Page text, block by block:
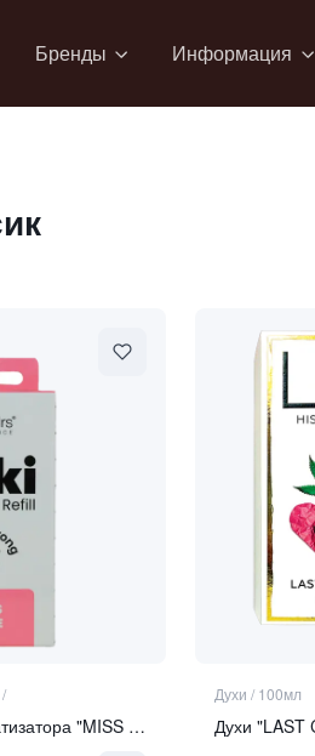
Бренды Информация
/
Сменный блок ароматизатора "MISS ROSE"
Духи / 100мл
Духи "LAST